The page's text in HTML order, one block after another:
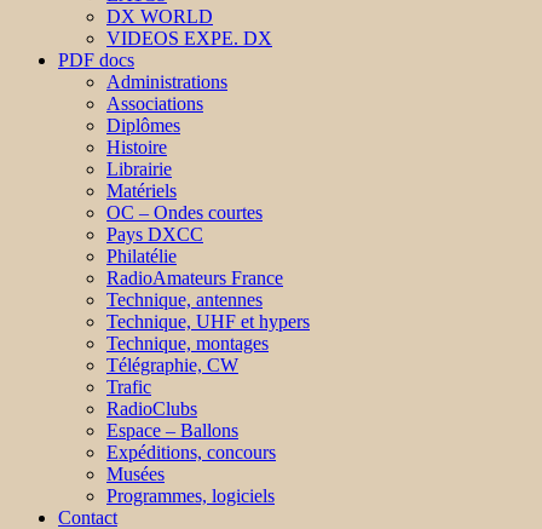
DX WORLD
VIDEOS EXPE. DX
PDF docs
Administrations
Associations
Diplômes
Histoire
Librairie
Matériels
OC – Ondes courtes
Pays DXCC
Philatélie
RadioAmateurs France
Technique, antennes
Technique, UHF et hypers
Technique, montages
Télégraphie, CW
Trafic
RadioClubs
Espace – Ballons
Expéditions, concours
Musées
Programmes, logiciels
Contact